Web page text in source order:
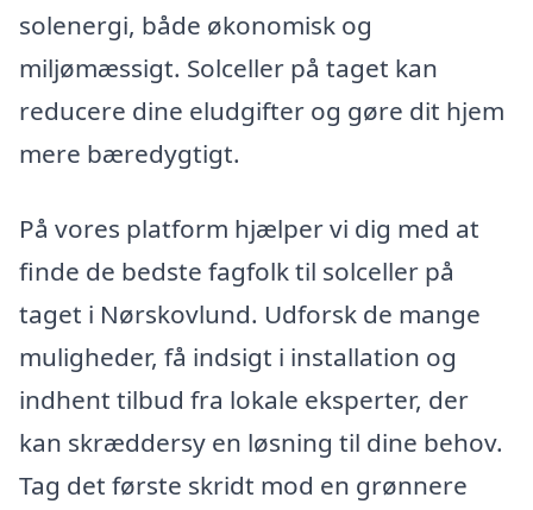
solenergi, både økonomisk og
miljømæssigt. Solceller på taget kan
reducere dine eludgifter og gøre dit hjem
mere bæredygtigt.
På vores platform hjælper vi dig med at
finde de bedste fagfolk til solceller på
taget i Nørskovlund. Udforsk de mange
muligheder, få indsigt i installation og
indhent tilbud fra lokale eksperter, der
kan skræddersy en løsning til dine behov.
Tag det første skridt mod en grønnere